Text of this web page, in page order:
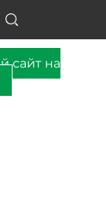
сайт на